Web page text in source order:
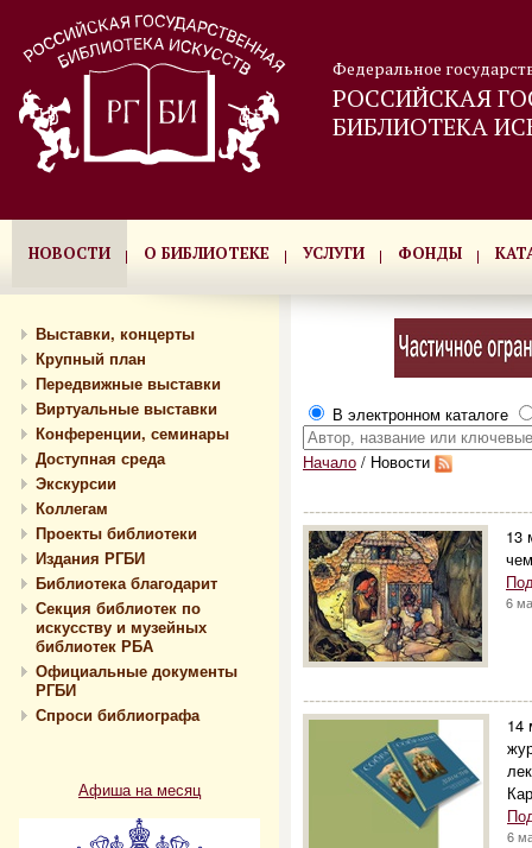
Федеральное
РОССИЙСКАЯ
БИБЛИОТЕКА
НОВОСТИ О БИБЛИОТЕКЕ УСЛУГИ ФОНДЫ
Выставки, концерты
Крупный план
Передвижные выставки
Виртуальные выставки
Конференции, семинары
Доступная среда
Экскурсии
Коллегам
Проекты библиотеки
Издания РГБИ
Библиотека благодарит
Секция библиотек по
искусству и музейных
библиотек РБА
Официальные документы
РГБИ
Спроси библиографа
Афиша на месяц
В электронном каталоге
Начало / Новости
13
6
14
6